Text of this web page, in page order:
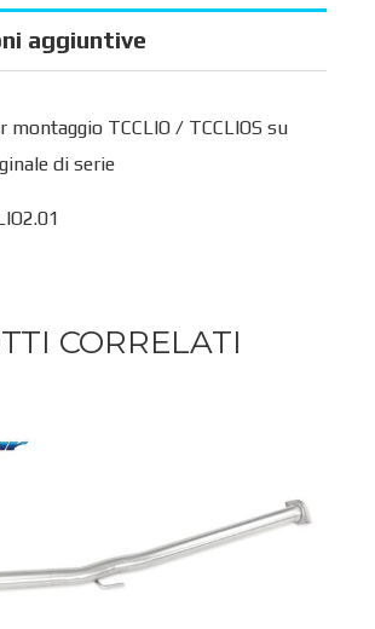
aggiuntive
TCCLIO / TCCLIOS su
di serie
CORRELATI